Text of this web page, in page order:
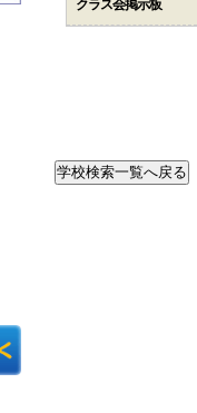
クラス会掲示板